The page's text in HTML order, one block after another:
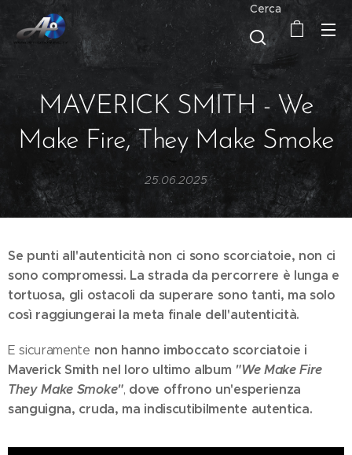
Cerca
MAVERICK SMITH - We
Make Fire, They Make Smoke
25.06.2025
Se punti all'autenticità non ci sono scorciatoie, non ci
sono compromessi. La strada da percorrere è lunga e
tortuosa, gli ostacoli da superare sono tanti, ma solo
così raggiungerai la meta finale dell'autenticità.
E sicuramente non hanno imboccato scorciatoie i
Maverick Smith nel loro ultimo album "We Make Fire
They Make Smoke", dove offrono un'esperienza
sanguigna, cruda, ma indiscutibilmente autentica.